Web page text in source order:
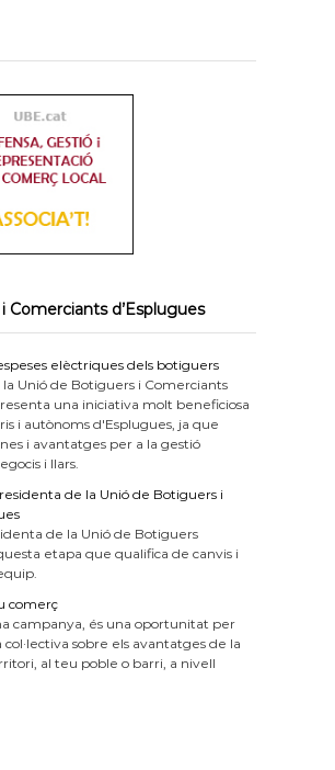
Comerciants d’Esplugues
elèctriques dels botiguers
Unió de Botiguers i Comerciants
una iniciativa molt beneficiosa
i autònoms d'Esplugues, ja que
i avantatges per a la gestió
i llars.
de la Unió de Botiguers i
de la Unió de Botiguers
etapa que qualifica de canvis i
comerç
campanya, és una oportunitat per
sobre els avantatges de la
al teu poble o barri, a nivell